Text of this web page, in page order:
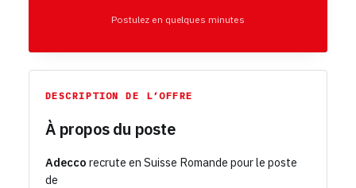
Postulez en quelques minutes
DESCRIPTION DE L’OFFRE
À propos du poste
Adecco recrute en Suisse Romande pour le poste
de